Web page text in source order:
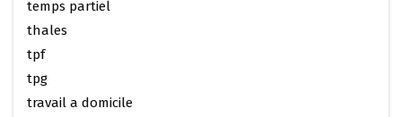
temps partiel
thales
tpf
tpg
travail a domicile